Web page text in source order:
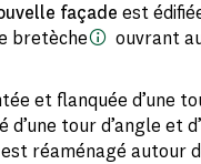
façade est
bretèche
ouvrant
et flanquée d’une
tour d’angle et
est réaménagé autour